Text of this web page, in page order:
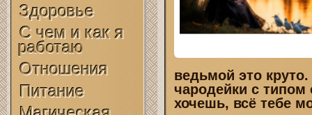
Здоровье
С чем и как я
работаю
Отношения
Питание
ведьмой это
чародейки с
хочешь, всё тебе